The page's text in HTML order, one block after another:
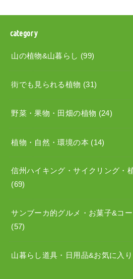
category
山の植物&山暮らし (99)
街でも見られる植物 (31)
野菜・果物・田畑の植物 (24)
植物・自然・環境の本 (14)
信州ハイキング・サイクリング・
(69)
サンブーカ的グルメ・お菓子&コ
(57)
山暮らし道具・日用品&お気に入り